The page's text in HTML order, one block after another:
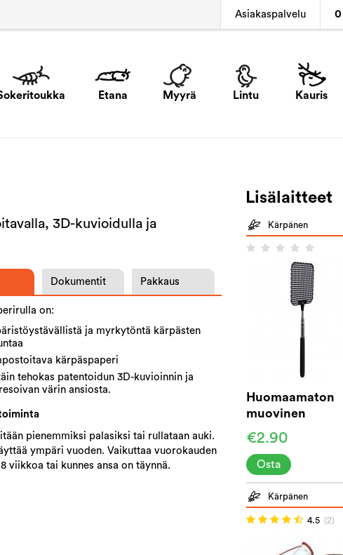
Asiakaspalvelu 0
Etana Myyrä Lintu Kauris
3D-kuvioidulla ja
Dokumentit Pakkaus
on:
ja myrkytöntä kärpästen
kärpäspaperi
tehokas patentoidun 3D-kuvioinnin ja
värin ansiosta.
pienemmiksi palasiksi tai rullataan auki.
ympäri vuoden. Vaikuttaa vuorokauden
viikkoa tai kunnes ansa on täynnä.
Lisälaitteet
Kärpänen
Huomaamaton
muovinen
kärpäslätkä
€2.90
Osta
Kärpänen
4.5 (2)